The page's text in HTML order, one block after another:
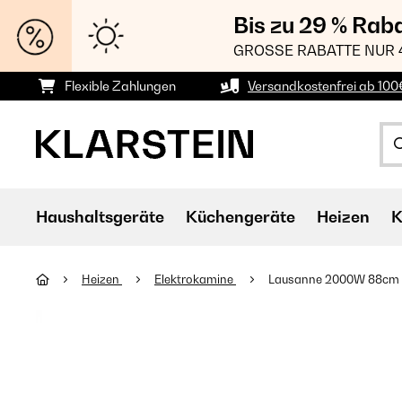
Bis zu 29 %
GROSSE RABATTE
Flexible Zahlungen Versandkostenfrei ab
Haushaltsgeräte Küchengeräte Heizen
Heizen Elektrokamine Lausanne 2000W